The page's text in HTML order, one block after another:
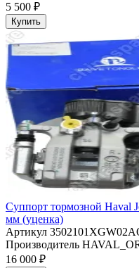
5 500 ₽
Купить
Суппорт тормозной Haval
мм (уценка)
Артикул
Производитель
16 000 ₽